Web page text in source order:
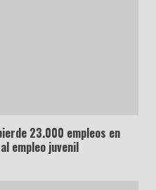
23.000 empleos en
empleo juvenil